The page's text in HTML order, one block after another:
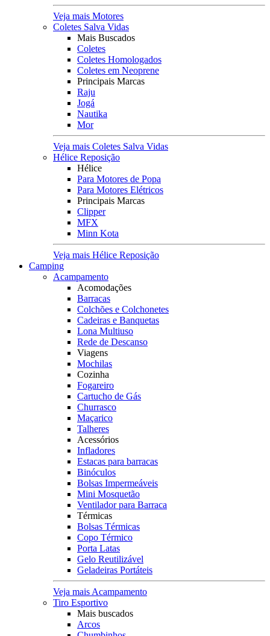
Veja mais Motores
Coletes Salva Vidas
Mais Buscados
Coletes
Coletes Homologados
Coletes em Neoprene
Principais Marcas
Raju
Jogá
Nautika
Mor
Veja mais Coletes Salva Vidas
Hélice Reposição
Hélice
Para Motores de Popa
Para Motores Elétricos
Principais Marcas
Clipper
MFX
Minn Kota
Veja mais Hélice Reposição
Camping
Acampamento
Acomodações
Barracas
Colchões e Colchonetes
Cadeiras e Banquetas
Lona Multiuso
Rede de Descanso
Viagens
Mochilas
Cozinha
Fogareiro
Cartucho de Gás
Churrasco
Maçarico
Talheres
Acessórios
Infladores
Estacas para barracas
Binóculos
Bolsas Impermeáveis
Mini Mosquetão
Ventilador para Barraca
Térmicas
Bolsas Térmicas
Copo Térmico
Porta Latas
Gelo Reutilizável
Geladeiras Portáteis
Veja mais Acampamento
Tiro Esportivo
Mais buscados
Arcos